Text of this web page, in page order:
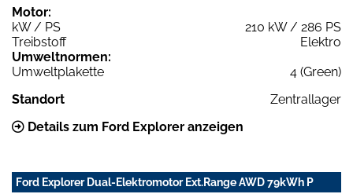
Motor:
kW / PS
210 kW / 286 PS
Treibstoff
Elektro
Umweltnormen:
Umweltplakette
4 (Green)
Standort
Zentrallager
Details zum Ford Explorer anzeigen
Ford Explorer Dual-Elektromotor Ext.Range AWD 79kWh P